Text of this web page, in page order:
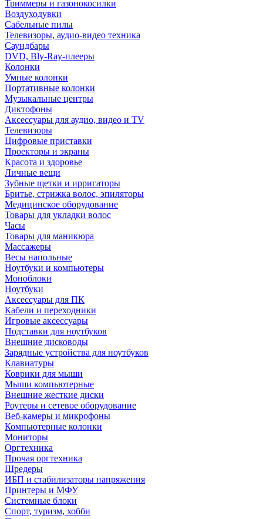
Триммеры и газонокосилки
Воздуходувки
Сабельные пилы
Телевизоры, аудио-видео техника
Саундбары
DVD, Bly-Ray-плееры
Колонки
Умные колонки
Портативные колонки
Музыкальные центры
Диктофоны
Аксессуары для аудио, видео и TV
Телевизоры
Цифровые приставки
Проекторы и экраны
Красота и здоровье
Личные вещи
Зубные щетки и ирригаторы
Бритье, стрижка волос, эпиляторы
Медицинское оборудование
Товары для укладки волос
Часы
Товары для маникюра
Массажеры
Весы напольные
Ноутбуки и компьютеры
Моноблоки
Ноутбуки
Аксессуары для ПК
Кабели и переходники
Игровые аксессуары
Подставки для ноутбуков
Внешние дисководы
Зарядные устройства для ноутбуков
Клавиатуры
Коврики для мыши
Мыши компьютерные
Внешние жесткие диски
Роутеры и сетевое оборудование
Веб-камеры и микрофоны
Компьютерные колонки
Мониторы
Оргтехника
Прочая оргтехника
Шредеры
ИБП и стабилизаторы напряжения
Принтеры и МФУ
Системные блоки
Спорт, туризм, хобби